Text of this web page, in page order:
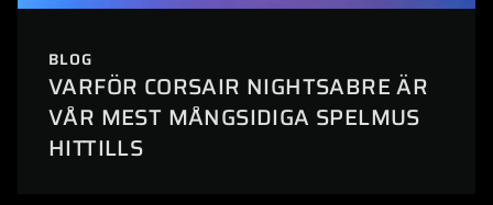
BLOG
VARFÖR CORSAIR NIGHTSABRE ÄR
VÅR MEST MÅNGSIDIGA SPELMUS
HITTILLS